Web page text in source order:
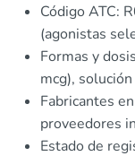
Código ATC:
(agonistas
Formas y
mcg),
Fabricantes
proveedores
Estado de